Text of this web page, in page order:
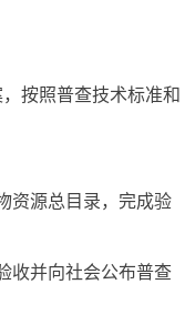
按照普查技术标准和
资源总目录，完成验
收并向社会公布普查